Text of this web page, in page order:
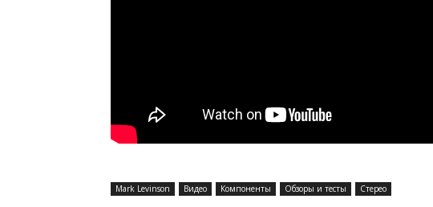
Mark Levinson Видео Компоненты Обзоры и тесты Стерео